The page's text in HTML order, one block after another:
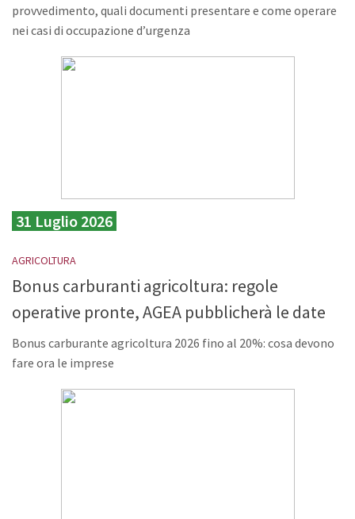
provvedimento, quali documenti presentare e come operare
nei casi di occupazione d’urgenza
31 Luglio 2026
AGRICOLTURA
Bonus carburanti agricoltura: regole
operative pronte, AGEA pubblicherà le date
Bonus carburante agricoltura 2026 fino al 20%: cosa devono
fare ora le imprese